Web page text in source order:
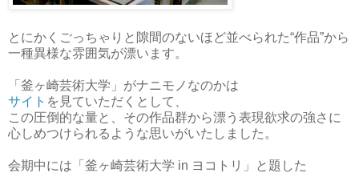
とにかくごっちゃりと隙間のないほど並べられた“作品”から
一種異様な雰囲気が漂います。
「釜ヶ崎芸術大学」がナニモノなのかは
サイト を見ていただくとして、
この圧倒的な量と、その作品群から漂う表現欲求の強さに
心しめつけられるような思いがいたしました。
会期中には「釜ヶ崎芸術大学 in ヨコトリ」と題した